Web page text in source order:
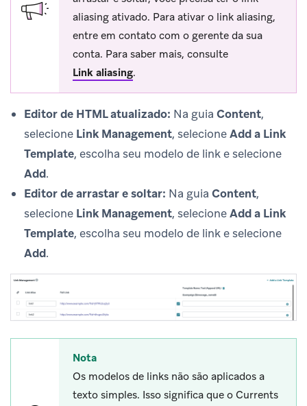
aliasing ativado. Para ativar o link aliasing,
entre em contato com o gerente da sua
conta. Para saber mais, consulte
Link aliasing.
Editor de HTML atualizado: Na guia Content,
selecione Link Management, selecioneAdd a Link
Template, escolha seu modelo de link e selecione
Add.
Editor de arrastar e soltar: Na guia Content,
selecione Link Management, selecioneAdd a Link
Template, escolha seu modelo de link e selecione
Add.
Nota
Os modelos de links não são aplicados a
texto simples. Isso significa que o Currents